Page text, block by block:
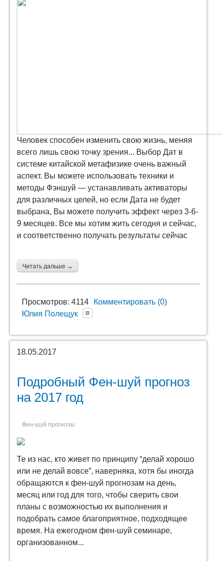
Человек способен изменить свою жизнь, меняя
всего лишь свою точку зрения... Выбор Дат в
системе китайской метафизике очень важный
аспект. Вы можете использовать техники и
методы Фэншуй — устанавливать активаторы
для различных целей, но если Дата не будет
выбрана, Вы можете получить эффект через 3-6-
9 месяцев. Все мы хотим жить сегодня и сейчас,
и соответственно получать результаты сейчас
Читать дальше →
Просмотров: 4114
Комментировать (0)
Юлия Полещук
18.05.2017
Подробный Фен-шуй прогноз
на 2017 год
Фен-шуй прогнозы
Те из нас, кто живет по принципу “делай хорошо
или не делай вовсе”, наверняка, хотя бы иногда
обращаются к фен-шуй прогнозам на день,
месяц или год для того, чтобы сверить свои
планы с возможностью их выполнения и
подобрать самое благоприятное, подходящее
время. На ежегодном фен-шуй семинаре,
организованном...